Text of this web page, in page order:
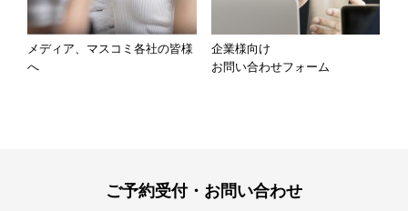
メディア、マスコミ各社の皆様
へ
企業様向け
お問い合わせフォーム
ご予約受付・お問い合わせ